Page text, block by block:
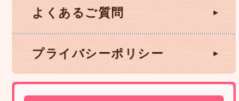
よくあるご質問
プライバシーポリシー